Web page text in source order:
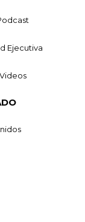
Ejecutiva
Videos